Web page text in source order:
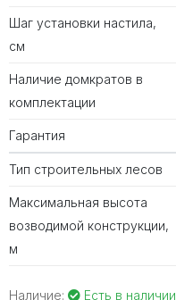
Шаг установки настила,
см
Наличие домкратов в
комплектации
Гарантия
Тип строительных лесов
Максимальная высота
возводимой конструкции,
м
Наличие: Есть в наличии